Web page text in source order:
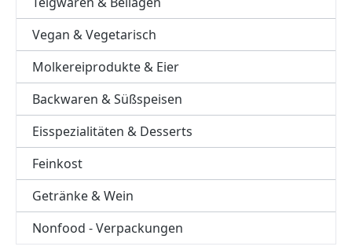
Vegan & Vegetarisch
Molkereiprodukte & Eier
Backwaren & Süßspeisen
Eisspezialitäten & Desserts
Feinkost
Getränke & Wein
Nonfood - Verpackungen